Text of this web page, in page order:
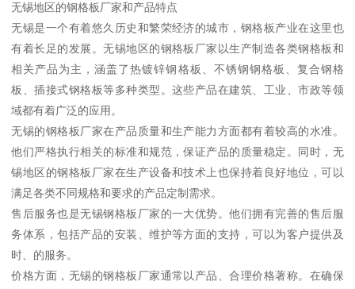
无锡地区的钢格板厂家和产品特点
无锡是一个有着悠久历史和繁荣经济的城市，钢格板产业在这里也
有着长足的发展。无锡地区的钢格板厂家以生产制造各类钢格板和
相关产品为主，涵盖了热镀锌钢格板、不锈钢钢格板、复合钢格
板、插接式钢格板等多种类型。这些产品在建筑、工业、市政等领
域都有着广泛的应用。
无锡的钢格板厂家在产品质量和生产能力方面都有着较高的水准。
他们严格执行相关的标准和规范，保证产品的质量稳定。同时，无
锡地区的钢格板厂家在生产设备和技术上也保持着良好地位，可以
满足各类不同规格和要求的产品定制需求。
售后服务也是无锡钢格板厂家的一大优势。他们拥有完善的售后服
务体系，包括产品的安装、维护等方面的支持，可以为客户提供及
时、的服务。
价格方面，无锡的钢格板厂家通常以产品、合理价格著称。在确保